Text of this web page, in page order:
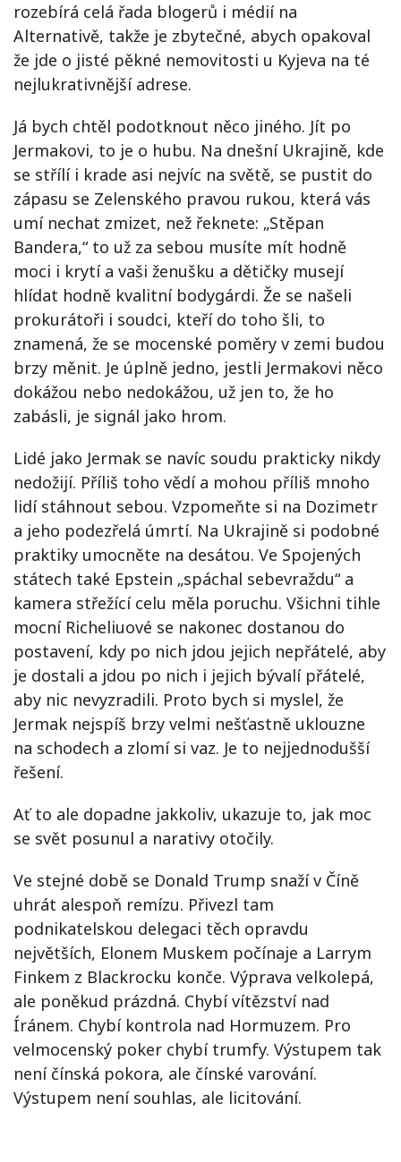
rozebírá celá řada blogerů i médií na
Alternativě, takže je zbytečné, abych opakoval
že jde o jisté pěkné nemovitosti u Kyjeva na té
nejlukrativnější adrese.
Já bych chtěl podotknout něco jiného. Jít po
Jermakovi, to je o hubu. Na dnešní Ukrajině, kde
se střílí i krade asi nejvíc na světě, se pustit do
zápasu se Zelenského pravou rukou, která vás
umí nechat zmizet, než řeknete: „Stěpan
Bandera,“ to už za sebou musíte mít hodně
moci i krytí a vaši ženušku a dětičky musejí
hlídat hodně kvalitní bodygárdi. Že se našeli
prokurátoři i soudci, kteří do toho šli, to
znamená, že se mocenské poměry v zemi budou
brzy měnit. Je úplně jedno, jestli Jermakovi něco
dokážou nebo nedokážou, už jen to, že ho
zabásli, je signál jako hrom.
Lidé jako Jermak se navíc soudu prakticky nikdy
nedožijí. Příliš toho vědí a mohou příliš mnoho
lidí stáhnout sebou. Vzpomeňte si na Dozimetr
a jeho podezřelá úmrtí. Na Ukrajině si podobné
praktiky umocněte na desátou. Ve Spojených
státech také Epstein „spáchal sebevraždu“ a
kamera střežící celu měla poruchu. Všichni tihle
mocní Richeliuové se nakonec dostanou do
postavení, kdy po nich jdou jejich nepřátelé, aby
je dostali a jdou po nich i jejich bývalí přátelé,
aby nic nevyzradili. Proto bych si myslel, že
Jermak nejspíš brzy velmi nešťastně uklouzne
na schodech a zlomí si vaz. Je to nejjednodušší
řešení.
Ať to ale dopadne jakkoliv, ukazuje to, jak moc
se svět posunul a narativy otočily.
Ve stejné době se Donald Trump snaží v Číně
uhrát alespoň remízu. Přivezl tam
podnikatelskou delegaci těch opravdu
největších, Elonem Muskem počínaje a Larrym
Finkem z Blackrocku konče. Výprava velkolepá,
ale poněkud prázdná. Chybí vítězství nad
Íránem. Chybí kontrola nad Hormuzem. Pro
velmocenský poker chybí trumfy. Výstupem tak
není čínská pokora, ale čínské varování.
Výstupem není souhlas, ale licitování.